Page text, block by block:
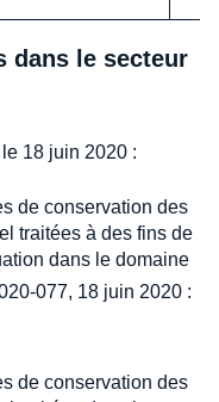
dans le secteur
18 juin 2020 :
de conservation des
traitées à des fins de
dans le domaine
077, 18 juin 2020 :
de conservation des